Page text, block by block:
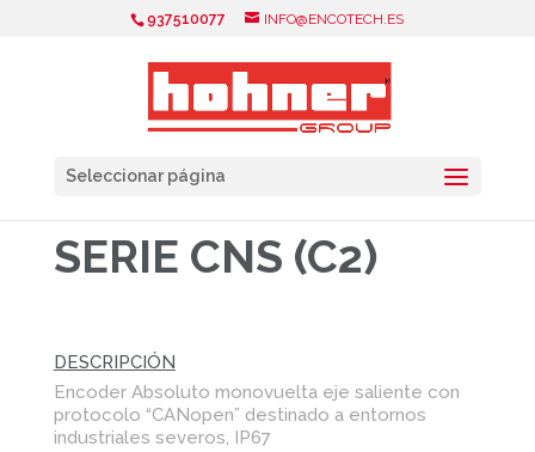
937510077 INFO@ENCOTECH.ES
Seleccionar página
SERIE CNS (C2)
DESCRIPCIÓN
Encoder Absoluto monovuelta eje saliente con
protocolo “CANopen” destinado a entornos
industriales severos, IP67